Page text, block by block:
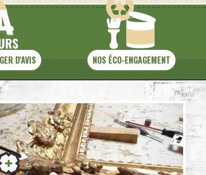
D'AVIS NOS ÉCO-ENGAGEMENT